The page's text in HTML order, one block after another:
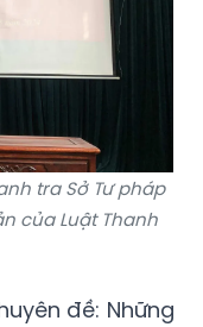
tra Sở Tư pháp
của Luật Thanh
đề: Những